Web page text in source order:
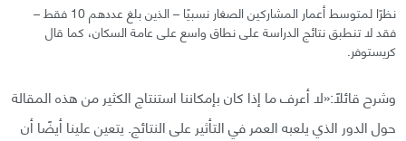
نظرًا لمتوسط أعمار المشاركين الصغار نسبيًا – الذين بلغ عددهم 10 فقط –
فقد لا تنطبق نتائج الدراسة على نطاق واسع على عامة السكان، كما قال
كريستوفر.
وشرح قائلًا:«لا أعرف ما إذا كان بإمكاننا استنتاج الكثير من هذه المقالة
حول الدور الذي يلعبه العمر في التأثير على النتائج. يتعين علينا أيضًا أن